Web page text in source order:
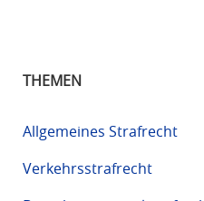
THEMEN
Allgemeines Strafrecht
Verkehrsstrafrecht